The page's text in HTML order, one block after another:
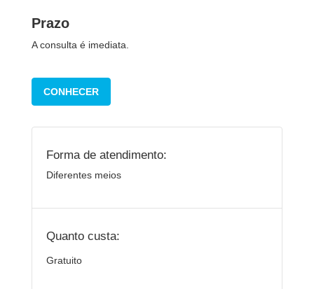
Prazo
A consulta é imediata.
CONHECER
Forma de atendimento:
Diferentes meios
Quanto custa:
Gratuito